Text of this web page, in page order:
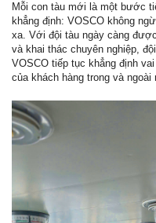
Mỗi con tàu mới là một bước
khẳng định: VOSCO không
xa. Với đội tàu ngày càng
và khai thác chuyên nghiệp,
VOSCO tiếp tục khẳng định
của khách hàng trong và ngoài